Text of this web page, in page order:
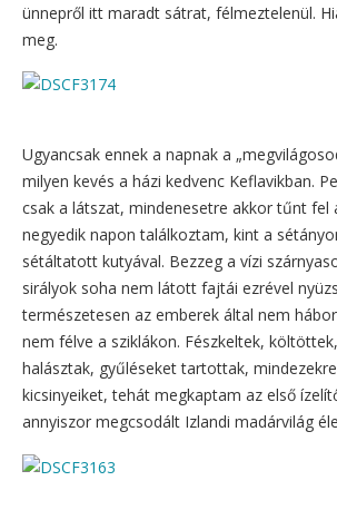
ünnepről itt maradt sátrat, félmeztelenül.
meg.
Ugyancsak ennek a napnak a
milyen kevés a házi kedvenc Keflavikban.
csak a látszat, mindenesetre akkor tűnt fel
negyedik napon találkoztam, kint a
sétáltatott kutyával. Bezzeg a vízi
sirályok soha nem látott fajtái ezrével
természetesen az emberek által nem
nem félve a sziklákon. Fészkeltek,
halásztak, gyűléseket tartottak,
kicsinyeiket, tehát megkaptam az első
annyiszor megcsodált Izlandi madárvilág